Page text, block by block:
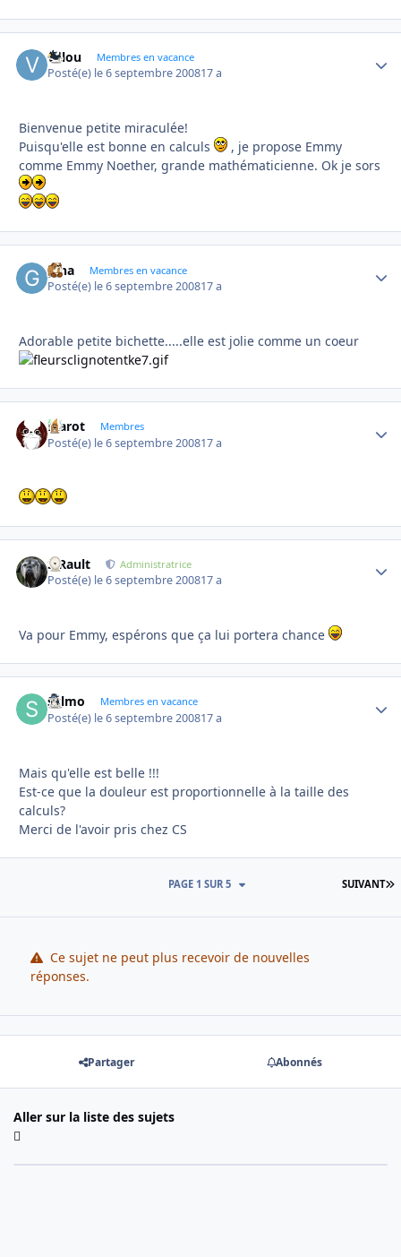
valou Membres en vacance
Posté(e) le 6 septembre 200817 a
Bienvenue petite miraculée!
Puisqu'elle est bonne en calculs
, je propose Emmy
comme Emmy Noether, grande mathématicienne. Ok je sors
gina Membres en vacance
Posté(e) le 6 septembre 200817 a
Adorable petite bichette.....elle est jolie comme un coeur
Marot Membres
Posté(e) le 6 septembre 200817 a
S.Rault Administratrice
Posté(e) le 6 septembre 200817 a
Va pour Emmy, espérons que ça lui portera chance
sylmo Membres en vacance
Posté(e) le 6 septembre 200817 a
Mais qu'elle est belle !!!
Est-ce que la douleur est proportionnelle à la taille des
calculs?
Merci de l'avoir pris chez CS
SUIVANT
PAGE 1 SUR 5
Ce sujet ne peut plus recevoir de nouvelles
réponses.
Partager Abonnés
Aller sur la liste des sujets